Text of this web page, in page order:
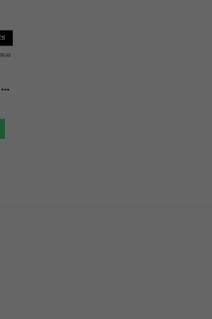
Blackcurrant Tunes - Flavour Boss